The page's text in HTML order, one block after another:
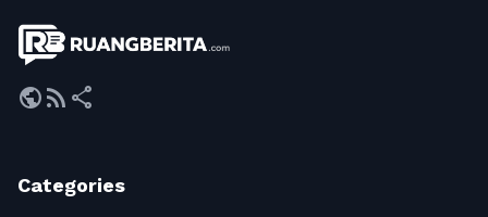
publicrss_feed share
Categories